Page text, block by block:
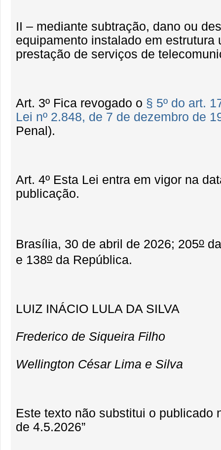
II – mediante subtração, dano ou
equipamento instalado em estrutura
prestação de serviços de
Art. 3º Fica revogado o § 5º do art.
Lei nº 2.848, de 7 de dezembro de
Penal).
Art. 4º Esta Lei entra em vigor na
publicação.
Brasília, 30 de abril de 2026; 205o
e 138o da República.
LUIZ INÁCIO LULA DA SILVA
Frederico de Siqueira Filho
Wellington César Lima e Silva
Este texto não substitui o publicado
de 4.5.2026”